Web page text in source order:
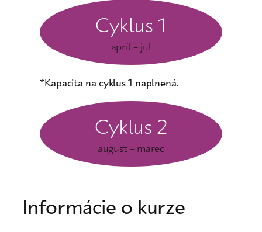
Cyklus 1
apríl – júl
*Kapacita na cyklus 1 naplnená.
Cyklus 2
august – marec
Informácie o kurze